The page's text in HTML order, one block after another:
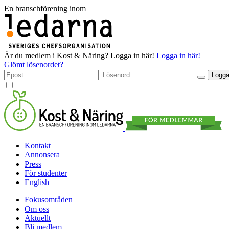
En branschförening inom
Är du medlem i Kost & Näring? Logga in här! Logga in här!
Glömt lösenordet?
Kontakt
Annonsera
Press
För studenter
English
Fokusområden
Om oss
Aktuellt
Bli medlem